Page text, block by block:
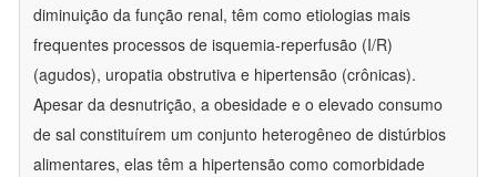
diminuição da função renal, têm como etiologias mais
frequentes processos de isquemia-reperfusão (I/R)
(agudos), uropatia obstrutiva e hipertensão (crônicas).
Apesar da desnutrição, a obesidade e o elevado consumo
de sal constituírem um conjunto heterogêneo de distúrbios
alimentares, elas têm a hipertensão como comorbidade